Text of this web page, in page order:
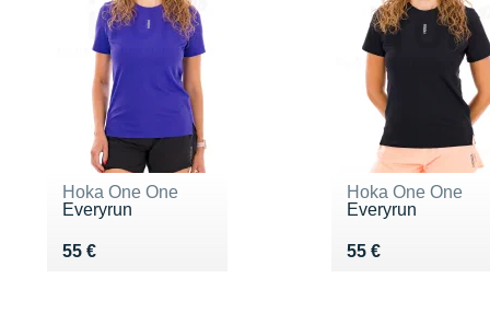
Hoka One One
Everyrun
55 €
Vendu 55 €
Hoka One One
Everyrun
55 €
Vendu 55 €